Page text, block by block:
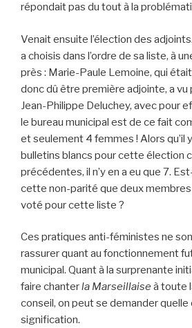
répondait pas du tout à la
Venait ensuite l’élection des
a choisis dans l’ordre de sa liste, à
près : Marie-Paule Lemoine, qui
donc dû être première adjointe, a vu
Jean-Philippe Deluchey, avec pour
le bureau municipal est de ce fait
et seulement 4 femmes ! Alors qu’il
bulletins blancs pour cette élection
précédentes, il n’y en a eu que 7.
cette non-parité que deux membres
voté pour cette liste ?
Ces pratiques anti-féministes ne
rassurer quant au fonctionnement
municipal. Quant à la surprenante
faire chanterla Marseillaise à toute
conseil, on peut se demander quelle
signification.